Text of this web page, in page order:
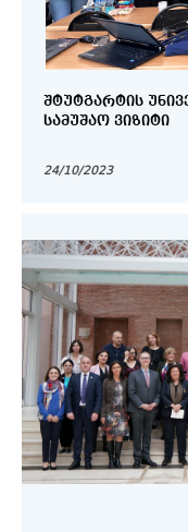
ᲨᲢᲣᲢᲒᲐᲠᲢᲘᲡ
ᲡᲐᲛᲣᲨᲐᲝ ᲕᲘᲖᲘᲢᲘ
24/10/2023